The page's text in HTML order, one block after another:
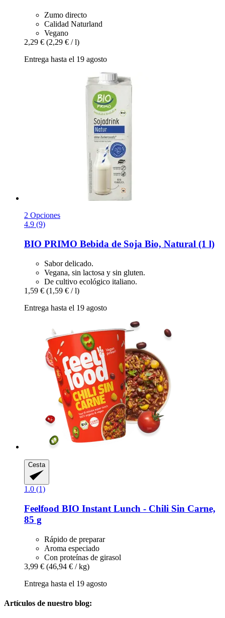
Zumo directo
Calidad Naturland
Vegano
2,29 € (2,29 € / l)
Entrega hasta el 19 agosto
2 Opciones
4.9 (9)
BIO PRIMO Bebida de Soja Bio, Natural (1 l)
Sabor delicado.
Vegana, sin lactosa y sin gluten.
De cultivo ecológico italiano.
1,59 € (1,59 € / l)
Entrega hasta el 19 agosto
Cesta
1.0 (1)
Feelfood BIO Instant Lunch -​ Chili Sin Carne,
85 g
Rápido de preparar
Aroma especiado
Con proteínas de girasol
3,99 € (46,94 € / kg)
Entrega hasta el 19 agosto
Artículos de nuestro blog: